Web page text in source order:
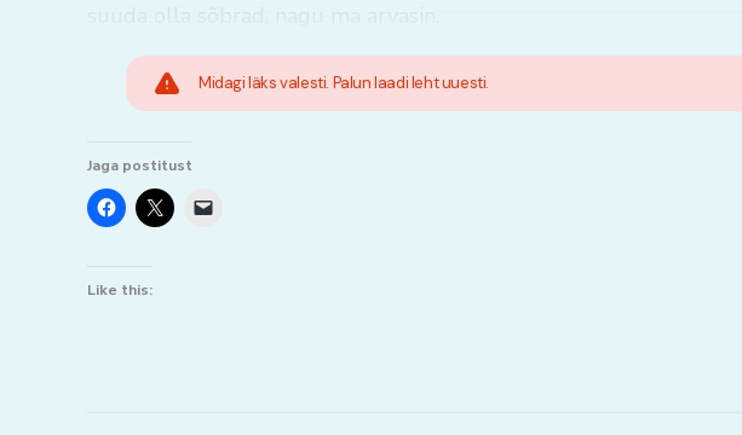
Midagi läks valesti. Palun laadi leht uuesti.
Jaga postitust
Like this: